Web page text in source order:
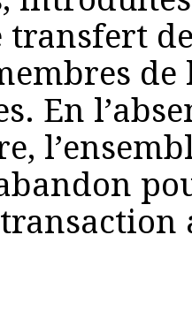
transfert
de
En